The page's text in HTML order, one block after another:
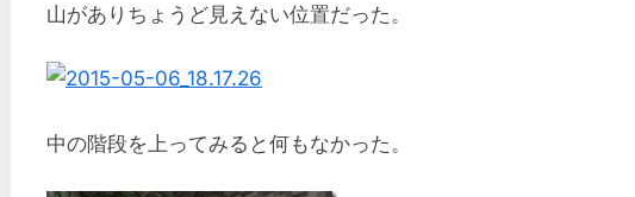
山がありちょうど見えない位置だった。
中の階段を上ってみると何もなかった。